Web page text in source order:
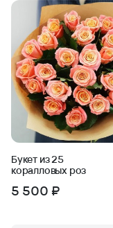
Букет из 25
коралловых роз
5 500 ₽